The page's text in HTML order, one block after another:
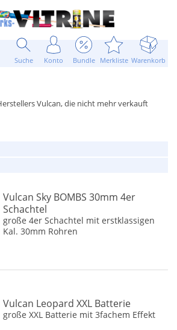
Suche Konto Bundle Merkliste Warenkorb
Vulcan, die nicht mehr verkauft
Vulcan Sky BOMBS 30mm 4er
Schachtel
große 4er Schachtel mit erstklassigen
Kal. 30mm Rohren
Vulcan Leopard XXL Batterie
große XXL Batterie mit 3fachem Effekt